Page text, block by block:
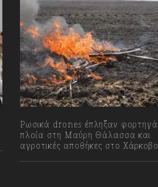
Ρωσικά drones έπληξαν φορτηγά
πλοία στη Μαύρη Θάλασσα και
αγροτικές αποθήκες στο Χάρκοβο